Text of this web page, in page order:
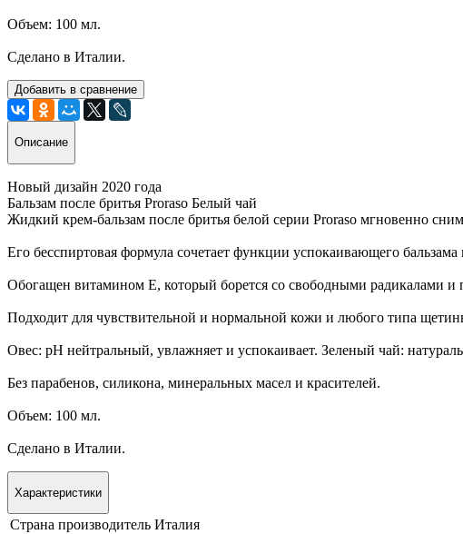
Объем: 100 мл.
Сделано в Италии.
Добавить в сравнение
Описание
Новый дизайн 2020 года
Бальзам после бритья Proraso Белый чай
Жидкий крем-бальзам после бритья белой серии Proraso мгновенно
Его бесспиртовая формула сочетает функции успокаивающего
Обогащен витамином Е, который борется со свободными радикалами и
Подходит для чувствительной и нормальной кожи и любого типа
Овес: pH нейтральный, увлажняет и успокаивает. Зеленый чай:
Без парабенов, силикона, минеральных масел и красителей.
Объем: 100 мл.
Сделано в Италии.
Характеристики
Страна производитель Италия